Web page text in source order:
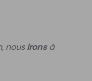
nousironsà